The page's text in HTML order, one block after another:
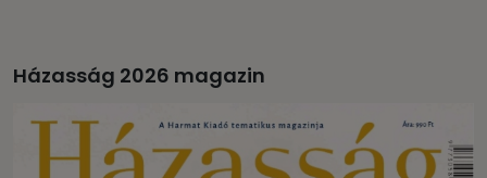
Házasság 2026 magazin